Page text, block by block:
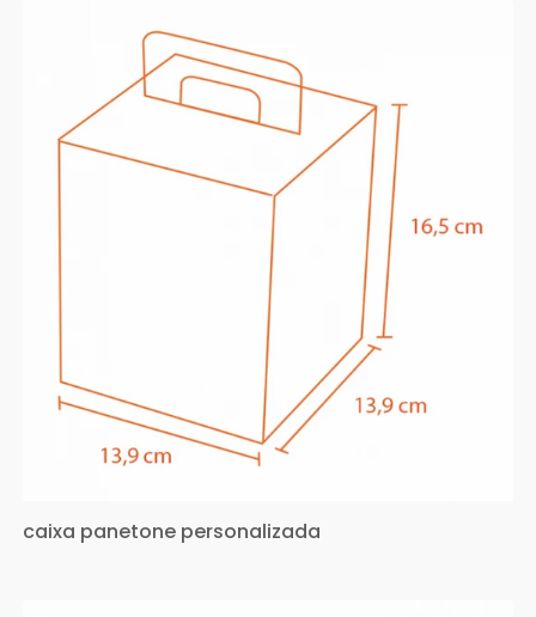
caixa panetone personalizada